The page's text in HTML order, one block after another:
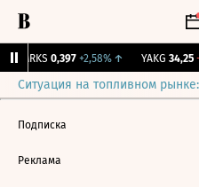
MRKS 0,397 +2,58%↑ YAKG 34,25 -
Ситуация на топливном
Подписка
Реклама